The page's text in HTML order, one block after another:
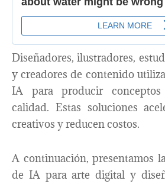
Diseñadores, ilustradores,
y creadores de contenido
IA para producir
calidad. Estas soluciones
creativos y reducen costos.
A continuación, presentamos
de IA para arte digital y